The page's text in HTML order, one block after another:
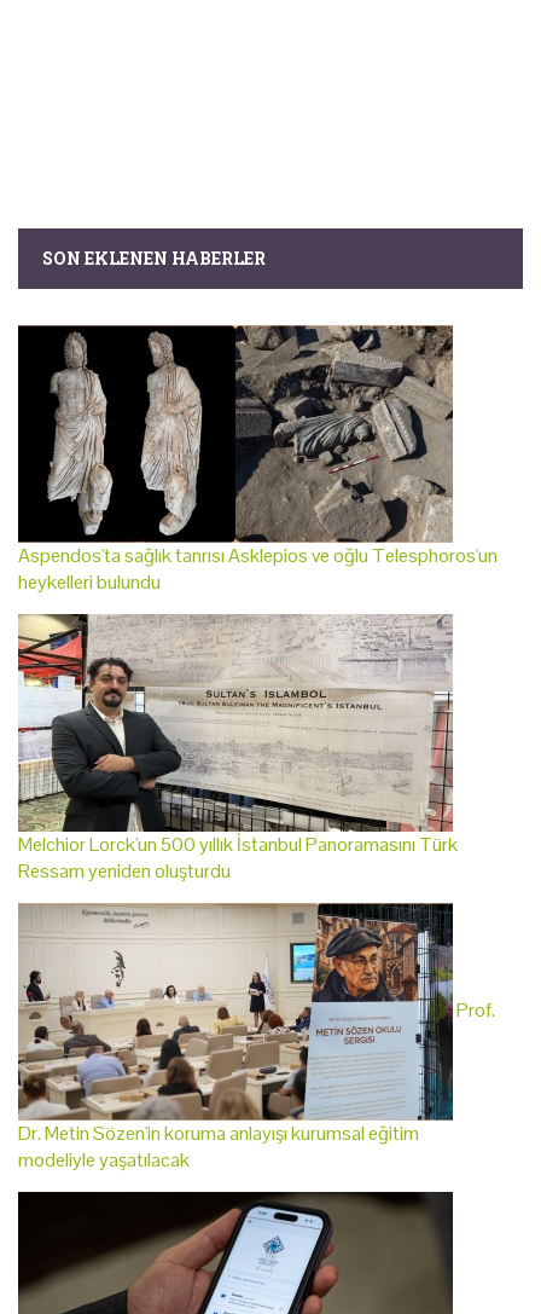
SON EKLENEN HABERLER
Aspendos'ta sağlık tanrısı Asklepios ve oğlu Telesphoros'un
heykelleri bulundu
Melchior Lorck'un 500 yıllık İstanbul Panoramasını Türk
Ressam yeniden oluşturdu
Prof.
Dr. Metin Sözen'in koruma anlayışı kurumsal eğitim
modeliyle yaşatılacak